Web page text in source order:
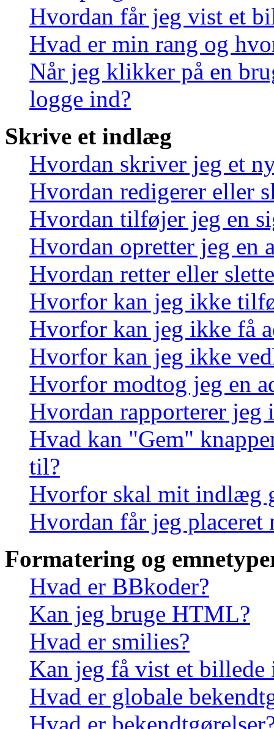
Hvordan får jeg vist et
Hvad er min rang og
Når jeg klikker på en
logge ind?
Skrive et indlæg
Hvordan skriver jeg et
Hvordan redigerer eller
Hvordan tilføjer jeg en
Hvordan opretter jeg en
Hvordan retter eller
Hvorfor kan jeg ikke
Hvorfor kan jeg ikke få
Hvorfor kan jeg ikke
Hvorfor modtog jeg en
Hvordan rapporterer
Hvad kan "Gem"
til?
Hvorfor skal mit indlæg
Hvordan får jeg placeret
Formatering og
Hvad er BBkoder?
Kan jeg bruge HTML?
Hvad er smilies?
Kan jeg få vist et
Hvad er globale
Hvad er